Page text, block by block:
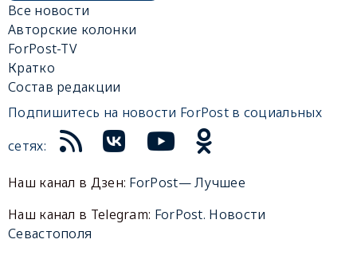
Все новости
Авторские колонки
ForPost-TV
Кратко
Состав редакции
Подпишитесь на новости ForPost в социальных
сетях:
Наш канал в Дзен: ForPost— Лучшее
Наш канал в Telegram: ForPost. Новости
Севастополя